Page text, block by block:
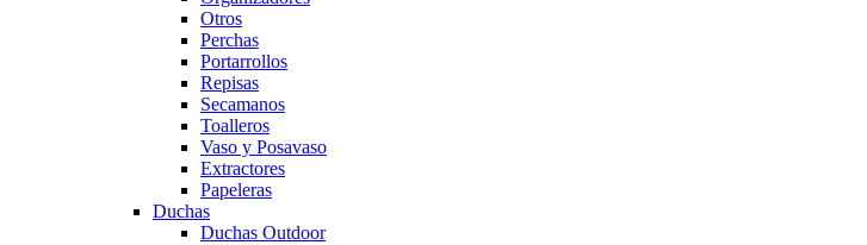
Otros
Perchas
Portarrollos
Repisas
Secamanos
Toalleros
Vaso y Posavaso
Extractores
Papeleras
Duchas
Duchas Outdoor